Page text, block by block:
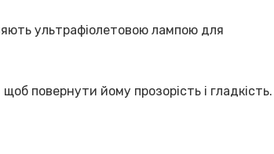
ультрафіолетовою лампою для
повернути йому прозорість і гладкість.